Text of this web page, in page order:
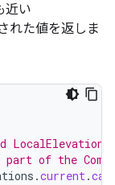
近い
れた値を返しま
of the
.current.